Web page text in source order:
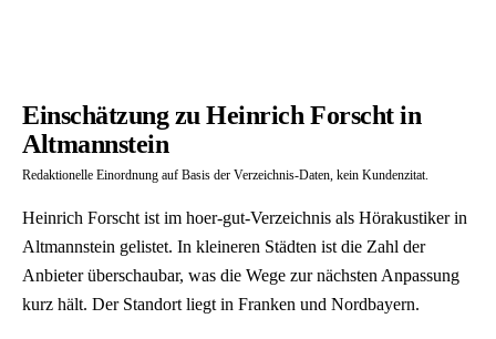
Einschätzung zu Heinrich Forscht in
Altmannstein
Redaktionelle Einordnung auf Basis der Verzeichnis-Daten, kein Kundenzitat.
Heinrich Forscht ist im hoer-gut-Verzeichnis als Hörakustiker in
Altmannstein gelistet. In kleineren Städten ist die Zahl der
Anbieter überschaubar, was die Wege zur nächsten Anpassung
kurz hält. Der Standort liegt in Franken und Nordbayern.